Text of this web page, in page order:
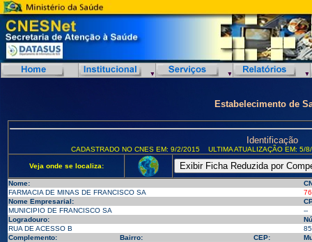
Estabelecimento de
Identificação
CADASTRADO NO CNES EM: 9/2/2015 ULTIMA ATUALIZAÇÃO EM:
Veja onde se localiza:
Nome:
FARMACIA DE MINAS DE FRANCISCO SA
Nome Empresarial:
MUNICIPIO DE FRANCISCO SA
--
Logradouro:
RUA DE ACESSO B
85
Complemento:
Bairro: CEP: